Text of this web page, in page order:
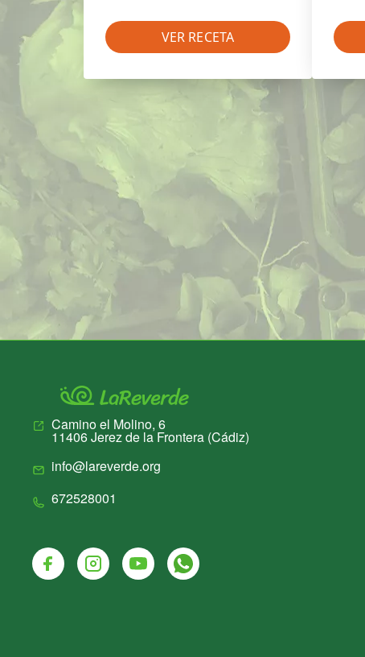
VER RECETA
Camino el Molino, 6
11406Jerez de la Frontera (Cádiz)
info@lareverde.org
672528001
FacebookInstagram
YoutubeWhatsapp